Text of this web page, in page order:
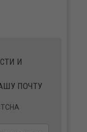
И
ПОЧТУ